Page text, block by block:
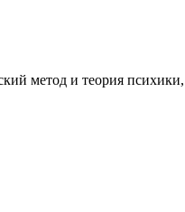
метод и теория